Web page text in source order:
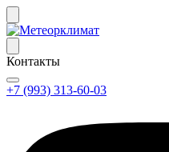
Контакты
+7 (993) 313-60-03